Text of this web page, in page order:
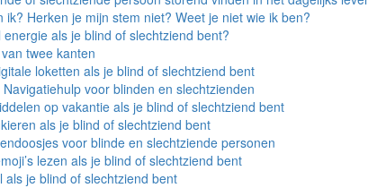
ik? Herken je mijn stem niet? Weet je niet wie ik ben?
als je blind of slechtziend bent?
twee kanten
loketten als je blind of slechtziend bent
Navigatiehulp voor blinden en slechtzienden
op vakantie als je blind of slechtziend bent
als je blind of slechtziend bent
voor blinde en slechtziende personen
lezen als je blind of slechtziend bent
als je blind of slechtziend bent